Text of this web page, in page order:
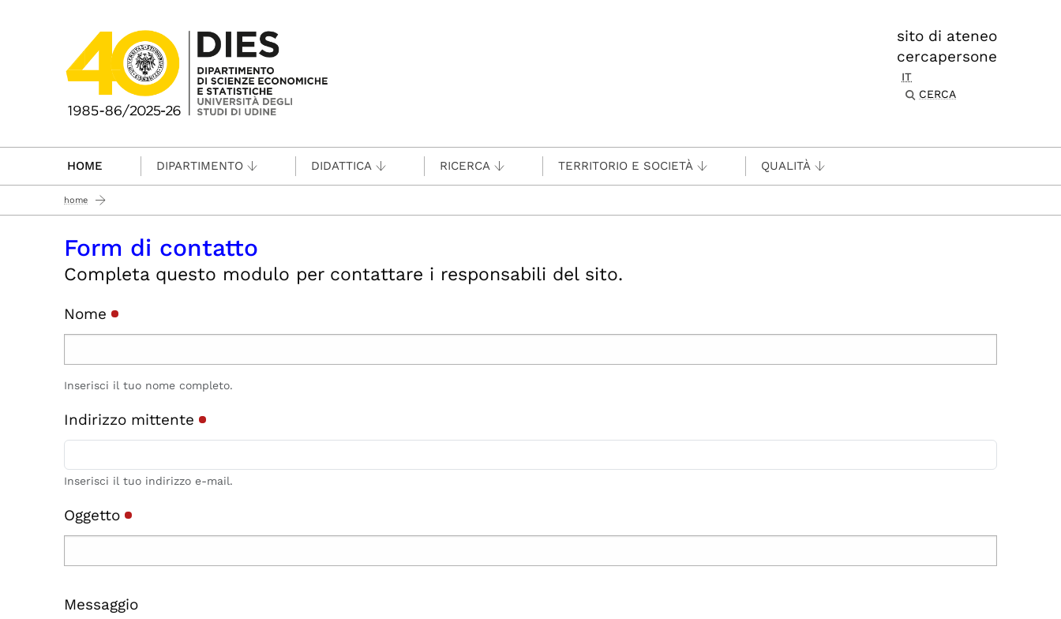
sito di ateneo
cercapersone
IT
CERCA
HOME DIPARTIMENTO DIDATTICA RICERCA TERRITORIO E SOCIETÀ QUALITÀ
home
Form di contatto
Completa questo modulo per contattare i responsabili del sito.
Nome
Inserisci il tuo nome completo.
Indirizzo mittente
Inserisci il tuo indirizzo e-mail.
Oggetto
Messaggio